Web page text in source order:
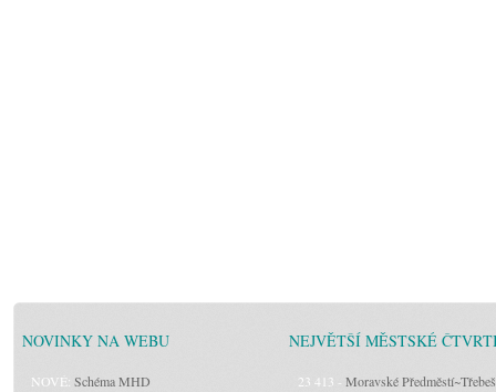
NOVINKY NA WEBU
NOVÉ: Schéma MHD
NEJVĚTŠÍ MĚSTSKÉ
23 413 - Moravské Předměstí~Třebeš